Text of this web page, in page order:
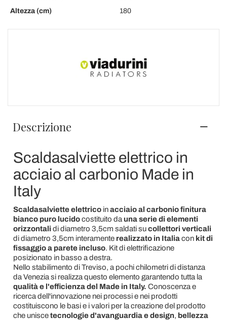
Altezza (cm)
180
Descrizione
Scaldasalviette elettrico in
acciaio al carbonio Made in
Italy
Scaldasalviette elettricoinacciaio al carbonio finitura
bianco puro lucidocostituito da una serie di elementi
orizzontali di diametro 3,5cm saldati sucollettori verticali
di diametro 3,5cm interamenterealizzato in Italiaconkit di
fissaggio a parete incluso. Kit di elettrificazione
posizionato in basso a destra.
Nello stabilimento di Treviso, a pochi chilometri di distanza
da Venezia si realizza questo elemento garantendo tutta la
qualità e l'efficienza del Made in Italy. Conoscenza e
ricerca dell'innovazione nei processi e nei prodotti
costituiscono le basi e i valori per la creazione del prodotto
che uniscetecnologie d'avanguardia e design, bellezza